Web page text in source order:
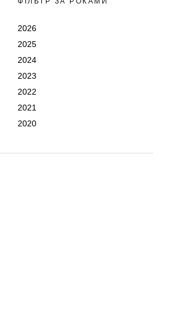
2026
2025
2024
2023
2022
2021
2020